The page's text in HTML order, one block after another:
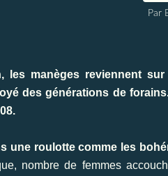
Par
les manèges reviennent
des générations de
une roulotte comme les
nombre de femmes